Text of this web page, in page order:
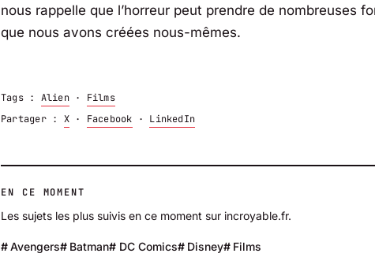
nous rappelle que l’horreur peut prendre de nombreuses
que nous avons créées nous-mêmes.
Tags : Alien· Films
Partager : X· Facebook · LinkedIn
EN CE MOMENT
Les sujets les plus suivis en ce moment sur incroyable.fr.
Avengers Batman DC Comics Disney Films